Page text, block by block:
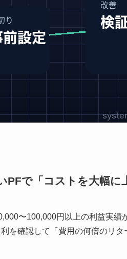
PFで「コストを大幅に
〜100,000円以上の利益実績
を確認して「費用の何倍のリタ